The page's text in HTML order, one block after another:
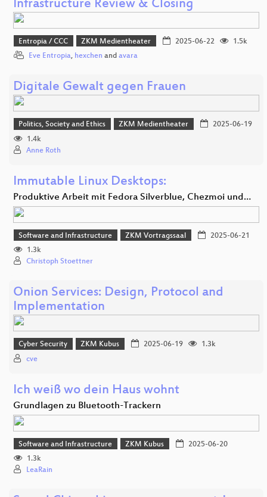
Infrastructure Review & Closing
Entropia / CCC ZKM Medientheater 2025-06-22
1.5k
Eve Entropia, hexchen and avara
Digitale Gewalt gegen Frauen
Politics, Society and Ethics ZKM Medientheater
2025-06-19
1.4k
Anne Roth
Immutable Linux Desktops:
Produktive Arbeit mit Fedora Silverblue, Chezmoi und…
Software and Infrastructure ZKM Vortragssaal
2025-06-21
1.3k
Christoph Stoettner
Onion Services: Design, Protocol and
Implementation
Cyber Security ZKM Kubus 2025-06-19
1.3k
cve
Ich weiß wo dein Haus wohnt
Grundlagen zu Bluetooth-Trackern
Software and Infrastructure ZKM Kubus
2025-06-20
1.3k
LeaRain